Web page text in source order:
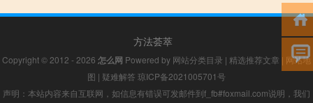
方法荟萃
Copyright © 2012 - 2026 怎么网 Powered by 网站分类目录 | 精选推荐文章 | 网站地
图 | 疑难解答 琼ICP备2021005701号
声明：本站内容来自互联网，如信息有错误可发邮件到f_fb#foxmail.com说明，我们